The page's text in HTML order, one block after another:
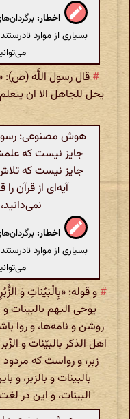
اخطار:
بسیاری از موارد
#قال رسول اللَّه (ص):
یحل للجاهل الا ان
هوش مصنوعی: رسول
جایز نیست که
جایز نیست که
آیه‌ای از قرآن
اخطار:
بسیاری از موارد
# و قوله: «بِالْبَیِّناتِ وَ
یوحی الیهم بالبینات
روشن و نامه‌ها، و روا
اهل الذکر بالبیّنات و
زبر، و رواست که
بالبینات و بالزبر، و
البینات، و این در